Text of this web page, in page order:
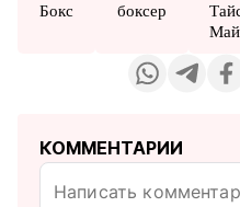
Бокс боксер
КОММЕНТАРИИ